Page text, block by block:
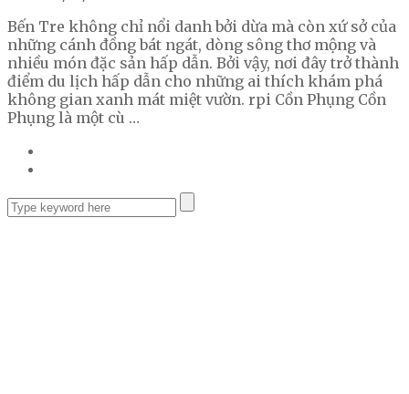
Bến Tre không chỉ nổi danh bởi dừa mà còn xứ sở của
những cánh đồng bát ngát, dòng sông thơ mộng và
nhiều món đặc sản hấp dẫn. Bởi vậy, nơi đây trở thành
điểm du lịch hấp dẫn cho những ai thích khám phá
không gian xanh mát miệt vườn. rpi Cồn Phụng Cồn
Phụng là một cù …